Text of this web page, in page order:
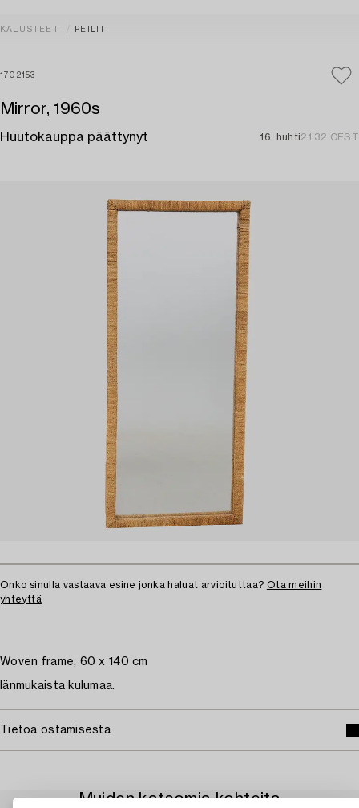
KALUSTEET PEILIT
1702153
Mirror, 1960s
Huutokauppa päättynyt 16. huhti21:32 CEST
Onko sinulla vastaava esine jonka haluat arvioituttaa? Ota meihin
yhteyttä
Woven frame, 60 x 140 cm
Iänmukaista kulumaa.
Tietoa ostamisesta
Muiden katsomia kohteita